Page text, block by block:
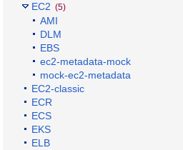
EC2 (5)
AMI
DLM
EBS
ec2-metadata-mock
mock-ec2-metadata
EC2-classic
ECR
ECS
EKS
ELB